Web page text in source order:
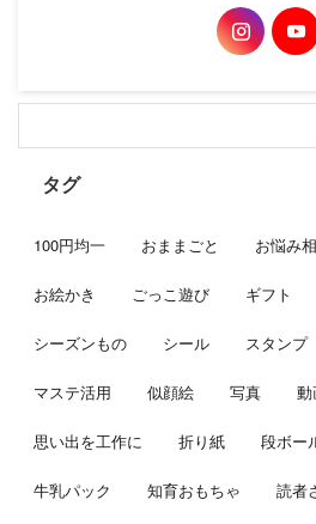
タグ
100円均一 おままごと お悩み
お絵かき ごっこ遊び ギフト
シーズンもの シール スタンプ
マステ活用 似顔絵 写真
思い出を工作に 折り紙 段ボー
牛乳パック 知育おもちゃ 読者